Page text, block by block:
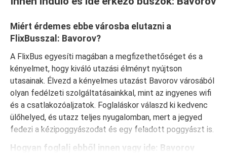
Miért érdemes ebbe városba elutazni a
FlixBusszal: Bavorov?
A FlixBus egyesíti magában a megfizethetőséget és a
kényelmet, hogy kiváló utazási élményt nyújtson
utasainak. Élvezd a kényelmes utazást Bavorov városából
olyan fedélzeti szolgáltatásainkkal, mint az ingyenes wifi
és a csatlakozóaljzatok. Foglaláskor válaszd ki kedvenc
ülőhelyed, és utazz teljes nyugalomban, mert a jegyed
fedezi a kézipoggyászodat és egy feladott poggyászt is.
Hogyan foglalj ebből innen vagy ide: Bavorov